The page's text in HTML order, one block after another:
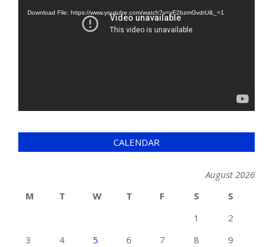
Download File: https://www.youtube.com/watch?v=yF2bzmGvdrU&_=1
CALENDAR
August 2026
M
T W T F S
S
1
2
3
4 5 6 7 8
9